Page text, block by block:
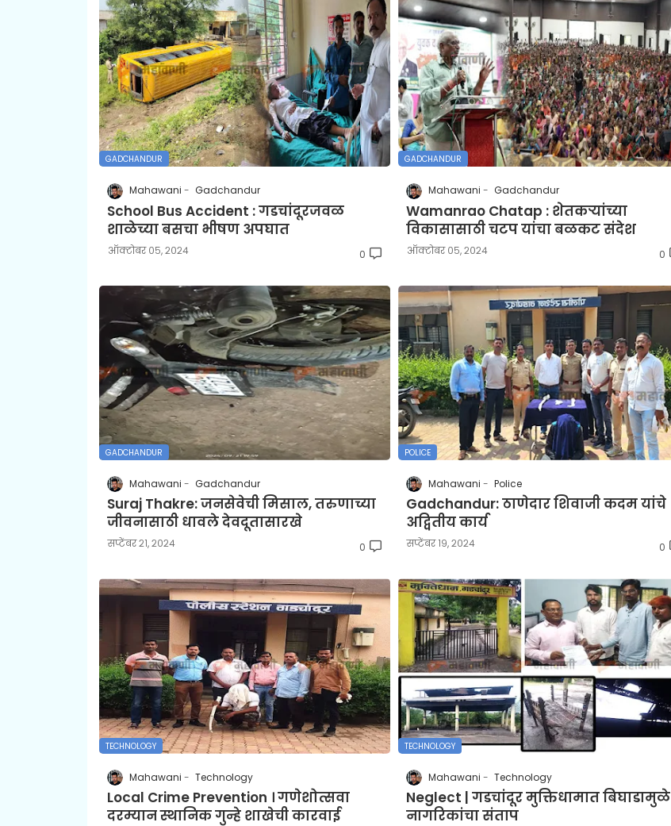
GADCHANDUR
Mahawani Gadchandur
School Bus Accident : गडचांदूरजवळ
शाळेच्या बसचा भीषण अपघात
ऑक्टोबर ०५, २०२४ 0
GADCHANDUR
Mahawani Gadchandur
Wamanrao Chatap : शेतकऱ्यांच्या
विकासासाठी चटप यांचा बळकट संदेश
ऑक्टोबर ०५, २०२४ 0
GADCHANDUR
Mahawani Gadchandur
Suraj Thakre: जनसेवेची मिसाल, तरुणाच्या
जीवनासाठी धावले देवदूतासारखे
सप्टेंबर २१, २०२४ 0
POLICE
Mahawani Police
Gadchandur: ठाणेदार शिवाजी कदम यांचे
अद्वितीय कार्य
सप्टेंबर १९, २०२४ 0
TECHNOLOGY
Mahawani Technology
Local Crime Prevention । गणेशोत्सवा
दरम्यान स्थानिक गुन्हे शाखेची कारवाई
TECHNOLOGY
Mahawani Technology
Neglect | गडचांदूर मुक्तिधामात बिघाडामुळे
नागरिकांचा संताप